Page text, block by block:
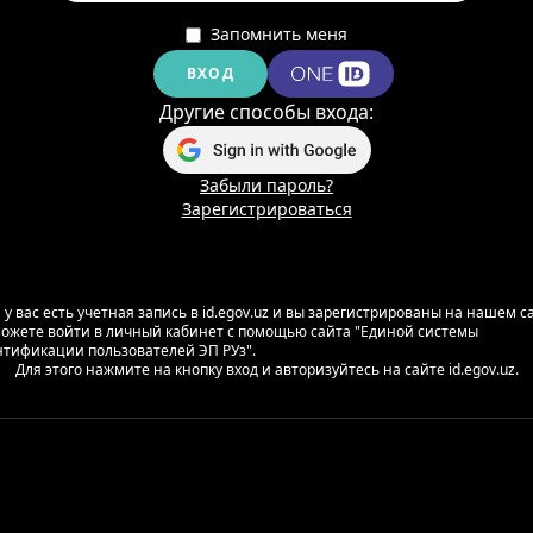
Запомнить меня
ВХОД
Другие способы входа:
Забыли пароль?
Зарегистрироваться
у вас есть учетная запись в id.egov.uz и вы зарегистрированы на нашем
войти в личный кабинет с помощью сайта "Единой системы
пользователей ЭП РУз".
Для этого нажмите на кнопку вход и авторизуйтесь на сайте id.egov.uz.